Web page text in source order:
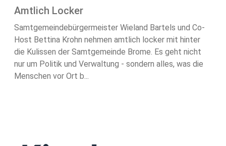
Amtlich Locker
Samtgemeindebürgermeister Wieland Bartels und Co-
Host Bettina Krohn nehmen amtlich locker mit hinter
die Kulissen der Samtgemeinde Brome. Es geht nicht
nur um Politik und Verwaltung - sondern alles, was die
Menschen vor Ort b...